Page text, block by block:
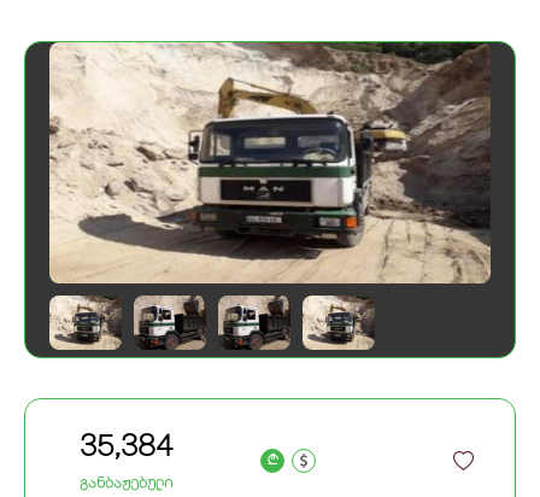
35,384
განბაჟებული
a